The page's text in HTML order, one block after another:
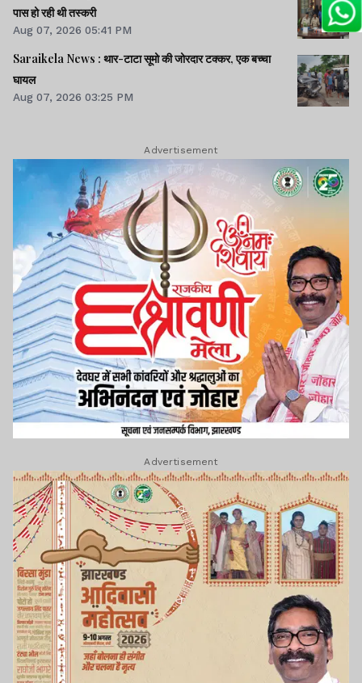
पास हो रही थी तस्करी
Aug 07, 2026 05:41 PM
Saraikela News : थार-टाटा सूमो की जोरदार टक्कर, एक बच्चा
घायल
Aug 07, 2026 03:25 PM
Advertisement
Advertisement